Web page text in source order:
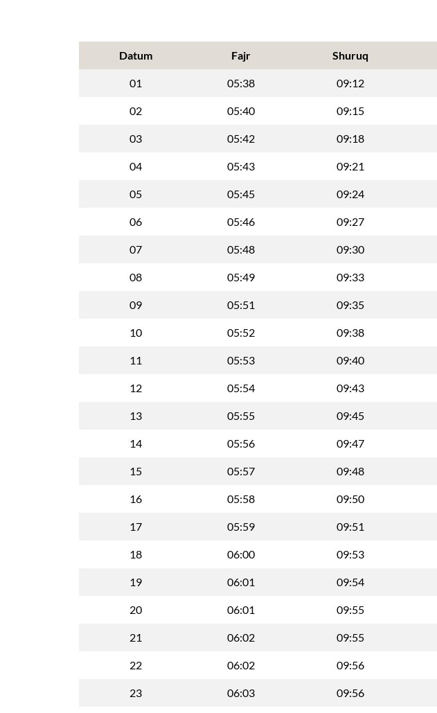
Datum Fajr Shuruq
01 05:38 09:12
02 05:40 09:15
03 05:42 09:18
04 05:43 09:21
05 05:45 09:24
06 05:46 09:27
07 05:48 09:30
08 05:49 09:33
09 05:51 09:35
10 05:52 09:38
11 05:53 09:40
12 05:54 09:43
13 05:55 09:45
14 05:56 09:47
15 05:57 09:48
16 05:58 09:50
17 05:59 09:51
18 06:00 09:53
19 06:01 09:54
20 06:01 09:55
21 06:02 09:55
22 06:02 09:56
23 06:03 09:56